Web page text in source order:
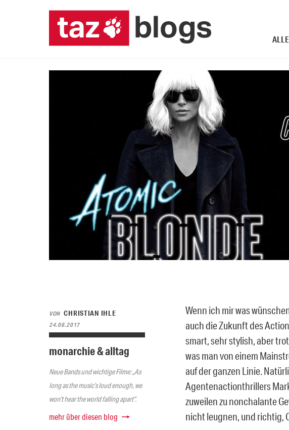
VON CHRISTIAN IHLE
24.08.2017
monarchie & alltag
Neue Bands und wichtige Filme: „As
long as the music’s loud enough, we
won’t hear the world falling apart“.
mehr über diesen blog
Wenn ich mir was
auch die Zukunft des
smart, sehr stylish, aber
was man von einem
auf der ganzen Linie.
Agentenactionthrillers
zuweilen zu nonchalante
nicht leugnen, und richtig,